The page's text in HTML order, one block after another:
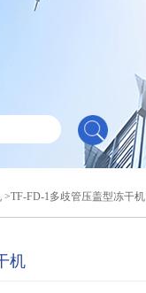
>TF-FD-1多歧管压盖型冻干机
机